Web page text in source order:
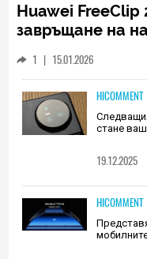
Huawei FreeClip
завръщане на
1 | 15.01.2026
HICOMMENT
стане
19.12.2025
HICOMMENT